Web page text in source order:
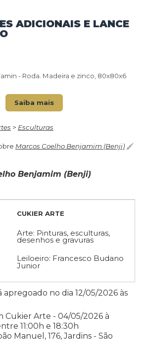
ADICIONAIS E LANCE
- Roda. Madeira e zinco, 80x80x6
Saiba mais
> Esculturas
Marcos Coelho Benjamim (Benji)
Benjamim (Benji)
CUKIER ARTE
Arte: Pinturas, esculturas,
desenhos e gravuras
Leiloeiro: Francesco Budano
Junior
apregoado no dia 12/05/2026 às
Cukier Arte - 04/05/2026 à
11:00h e 18:30h
Manuel, 176, Jardins - São